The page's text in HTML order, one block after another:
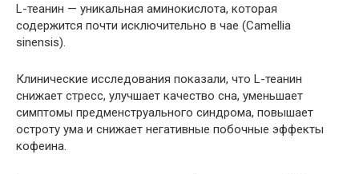
L-теанин — уникальная аминокислота, которая
содержится почти исключительно в чае (Camellia
sinensis).
Клинические исследования показали, что L-теанин
снижает стресс, улучшает качество сна, уменьшает
симптомы предменструального синдрома, повышает
остроту ума и снижает негативные побочные эффекты
кофеина.